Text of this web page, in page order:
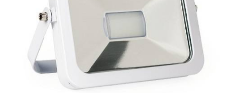
LOGIN / REGISTER
WINKELWAGEN